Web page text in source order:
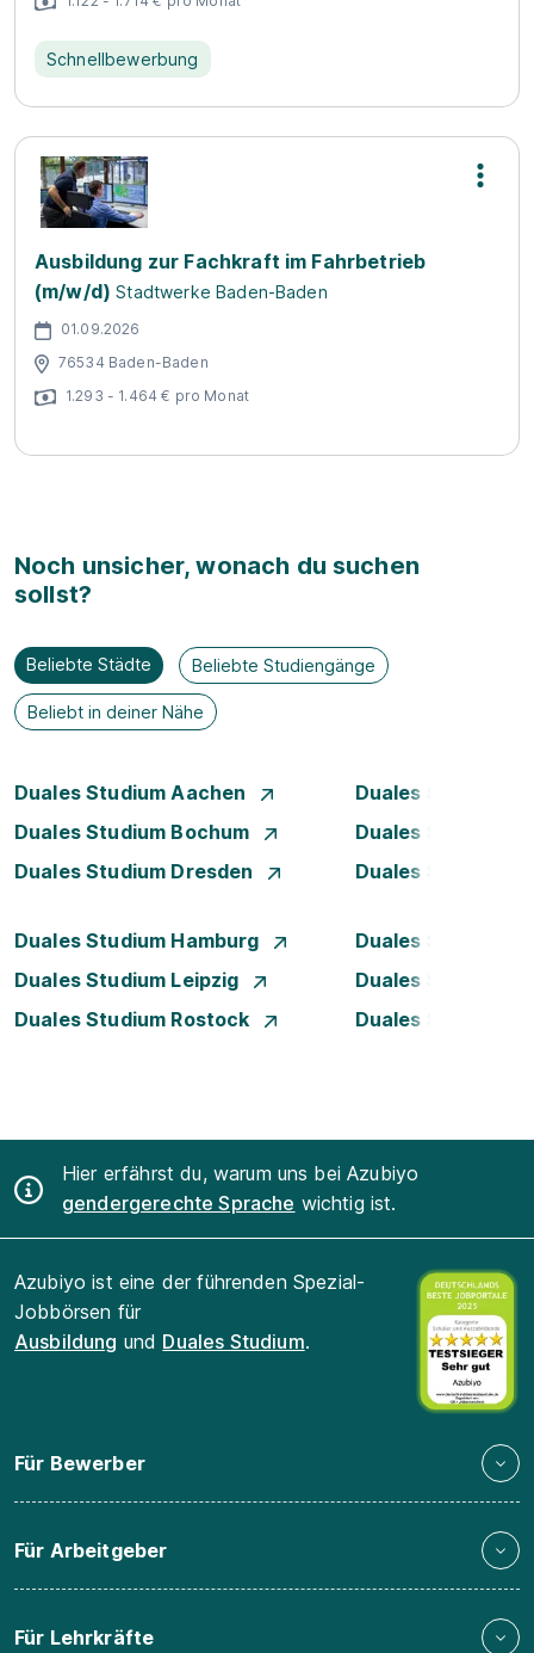
Schnellbewerbung
Ausbildung zur Fachkraft im Fahrbetrieb
(m/w/d) Stadtwerke Baden-Baden
01.09.2026
76534 Baden-Baden
1.293 - 1.464 € pro Monat
Noch unsicher, wonach du suchen
sollst?
Beliebte Städte Beliebte Studiengänge
Beliebt in deiner Nähe
Duales Studium Aachen
Duales Studium
Duales Studium Bochum
Duales Studium
Duales Studium Dresden
Duales Studium
Duales Studium Hamburg
Duales Studium
Duales Studium Leipzig
Duales Studium
Duales Studium Rostock
Duales Studium
Hier erfährst du, warum uns bei Azubiyo
gendergerechte Sprache wichtig ist.
Azubiyo ist eine der führenden Spezial-
Jobbörsen für
Ausbildung und Duales Studium.
Für Bewerber
Für Arbeitgeber
Für Lehrkräfte